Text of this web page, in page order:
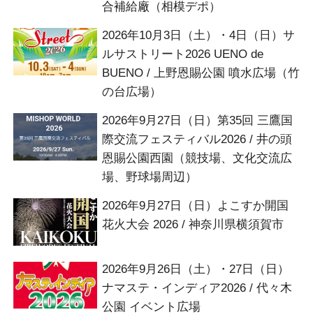
合補給廠（相模デポ）
2026年10月3日（土）・4日（日）サ
ルサストリート2026 UENO de
BUENO / 上野恩賜公園 噴水広場（竹
の台広場）
2026年9月27日（日）第35回 三鷹国
際交流フェスティバル2026 / 井の頭
恩賜公園西園（競技場、文化交流広
場、野球場周辺）
2026年9月27日（日）よこすか開国
花火大会 2026 / 神奈川県横須賀市
2026年9月26日（土）・27日（日）
ナマステ・インディア2026 / 代々木
公園 イベント広場